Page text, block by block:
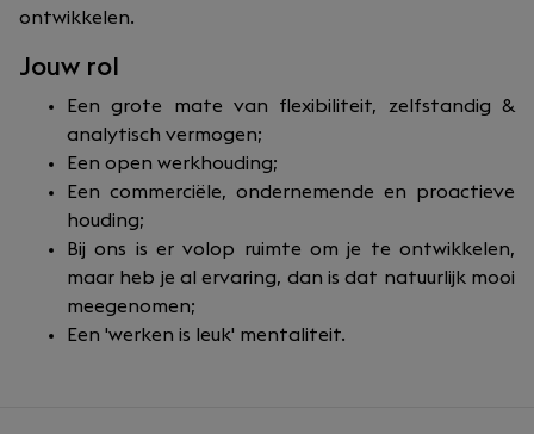
ontwikkelen.
Jouw rol
Een grote mate van flexibiliteit, zelfstandig &
analytisch vermogen;
Een open werkhouding;
Een commerciële, ondernemende en proactieve
houding;
Bij ons is er volop ruimte om je te ontwikkelen,
maar heb je al ervaring, dan is dat natuurlijk mooi
meegenomen;
Een 'werken is leuk' mentaliteit.